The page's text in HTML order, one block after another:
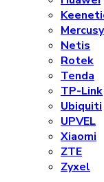
Netis
Rotek
Tenda
TP-Link
Ubiquiti
UPVEL
Xiaomi
ZTE
Zyxel